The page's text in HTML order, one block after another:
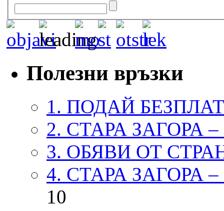
Полезни връзки
1. ПОДАЙ
2. СТАРА ЗАГОРА
3. ОБЯВИ ОТ
4. СТАРА ЗАГОРА
10